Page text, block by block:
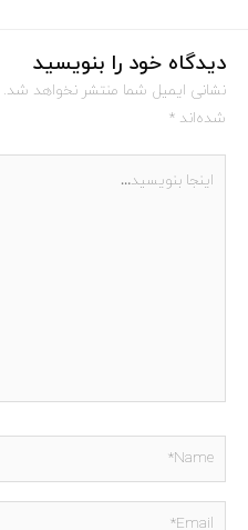
دیدگاه‌ خود را بنویسید
نشانی ایمیل شما منتشر نخواهد شد.
شده‌اند *
بنویسید…
Email*